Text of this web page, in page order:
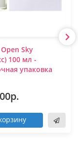
Sky
100 мл -
упаковка